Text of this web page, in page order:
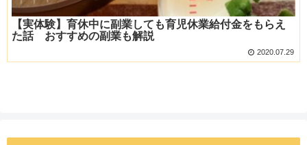
【実体験】育休中に副業しても育児休業給付金をもらえ
た話 おすすめの副業も解説
2020.07.29